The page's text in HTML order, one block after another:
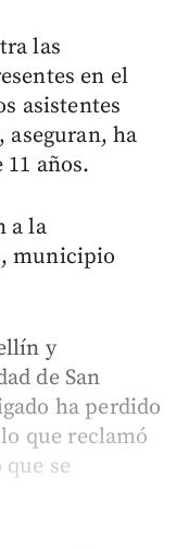
las
en el
asistentes
aseguran, ha
años.
a la
municipio
y
de San
ha perdido
que reclamó
se